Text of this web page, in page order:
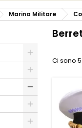
Marina Militare
Ci sono